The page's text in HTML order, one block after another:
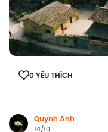
0 YÊU THÍCH
Quynh Anh
14/10